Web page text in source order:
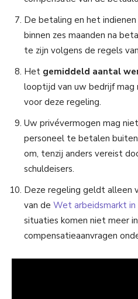
De betaling en het
binnen zes maanden na
te zijn volgens de regels
Het gemiddeld aantal
looptijd van uw bedrijf mag
voor deze regeling.
Uw privévermogen mag
personeel te betalen
om, tenzij anders vereist
schuldeisers.
Deze regeling geldt alleen
van de Wet arbeidsmarkt in
situaties komen niet meer
compensatieaanvragen